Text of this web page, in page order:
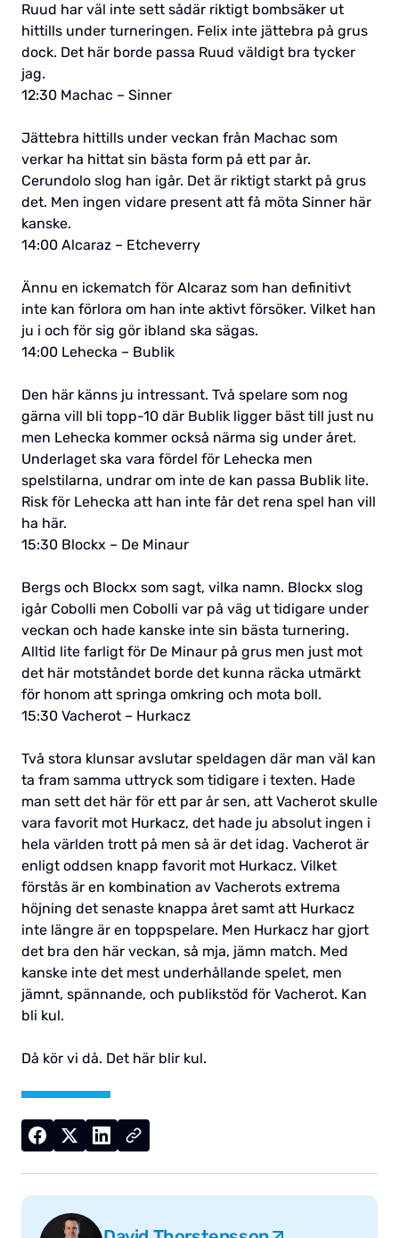
Ruud har väl inte sett sådär riktigt bombsäker ut
hittills under turneringen. Felix inte jättebra på grus
dock. Det här borde passa Ruud väldigt bra tycker
jag.
12:30 Machac – Sinner
Jättebra hittills under veckan från Machac som
verkar ha hittat sin bästa form på ett par år.
Cerundolo slog han igår. Det är riktigt starkt på grus
det. Men ingen vidare present att få möta Sinner här
kanske.
14:00 Alcaraz – Etcheverry
Ännu en ickematch för Alcaraz som han definitivt
inte kan förlora om han inte aktivt försöker. Vilket han
ju i och för sig gör ibland ska sägas.
14:00 Lehecka – Bublik
Den här känns ju intressant. Två spelare som nog
gärna vill bli topp-10 där Bublik ligger bäst till just nu
men Lehecka kommer också närma sig under året.
Underlaget ska vara fördel för Lehecka men
spelstilarna, undrar om inte de kan passa Bublik lite.
Risk för Lehecka att han inte får det rena spel han vill
ha här.
15:30 Blockx – De Minaur
Bergs och Blockx som sagt, vilka namn. Blockx slog
igår Cobolli men Cobolli var på väg ut tidigare under
veckan och hade kanske inte sin bästa turnering.
Alltid lite farligt för De Minaur på grus men just mot
det här motståndet borde det kunna räcka utmärkt
för honom att springa omkring och mota boll.
15:30 Vacherot – Hurkacz
Två stora klunsar avslutar speldagen där man väl kan
ta fram samma uttryck som tidigare i texten. Hade
man sett det här för ett par år sen, att Vacherot skulle
vara favorit mot Hurkacz, det hade ju absolut ingen i
hela världen trott på men så är det idag. Vacherot är
enligt oddsen knapp favorit mot Hurkacz. Vilket
förstås är en kombination av Vacherots extrema
höjning det senaste knappa året samt att Hurkacz
inte längre är en toppspelare. Men Hurkacz har gjort
det bra den här veckan, så mja, jämn match. Med
kanske inte det mest underhållande spelet, men
jämnt, spännande, och publikstöd för Vacherot. Kan
bli kul.
Då kör vi då. Det här blir kul.